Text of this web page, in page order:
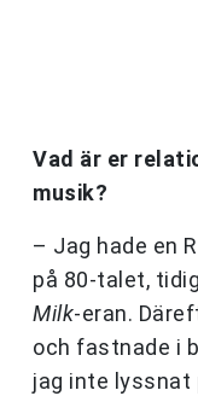
Vad är er
musik?
– Jag hade en
på 80-talet,
Milk-eran.
och fastnade i
jag inte lyssnat